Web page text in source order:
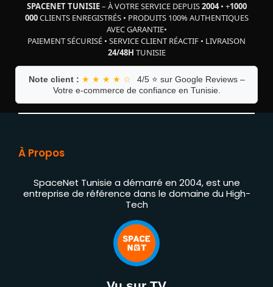
SPACENET TUNISIE– À VOTRE SERVICE DEPUIS2004• +1000
000CLIENTS ENREGISTRÉS• PRODUITS 100% AUTHENTIQUES
AVEC GARANTIE•
PAIEMENT SÉCURISÉ • SERVICE CLIENT RÉACTIF • LIVRAISON
24/48H TUNISIE
Note client : ★ ★ ★ ★ ☆
4/5 ⭐ sur Google Reviews –
Votre e-commerce de confiance en Tunisie.
À Propos
SpaceNet Tunisie a démarré en 2004, est une
entreprise de référence dans le domaine du High-
Tech